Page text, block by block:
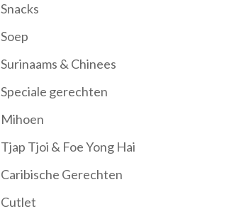
Snacks
Soep
Surinaams & Chinees
Speciale gerechten
Mihoen
Tjap Tjoi & Foe Yong Hai
Caribische Gerechten
Cutlet